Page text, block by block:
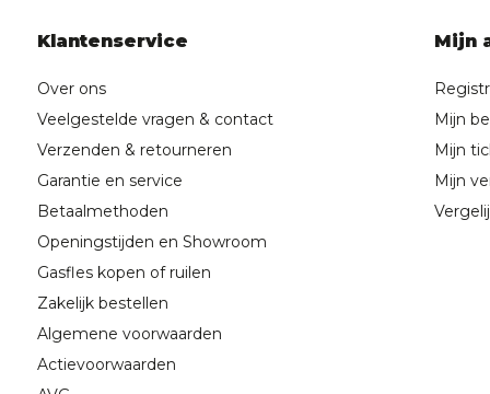
Klantenservice
Over ons
Veelgestelde vragen & contact
Verzenden & retourneren
Garantie en service
Betaalmethoden
Openingstijden en Showroom
Gasfles kopen of ruilen
Zakelijk bestellen
Algemene voorwaarden
Actievoorwaarden
Mijn
Mijn
Mijn
Mijn